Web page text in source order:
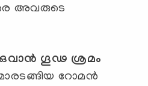
അവരുടെ
ഗൂഢ ശ്രമം
റോമന്‍